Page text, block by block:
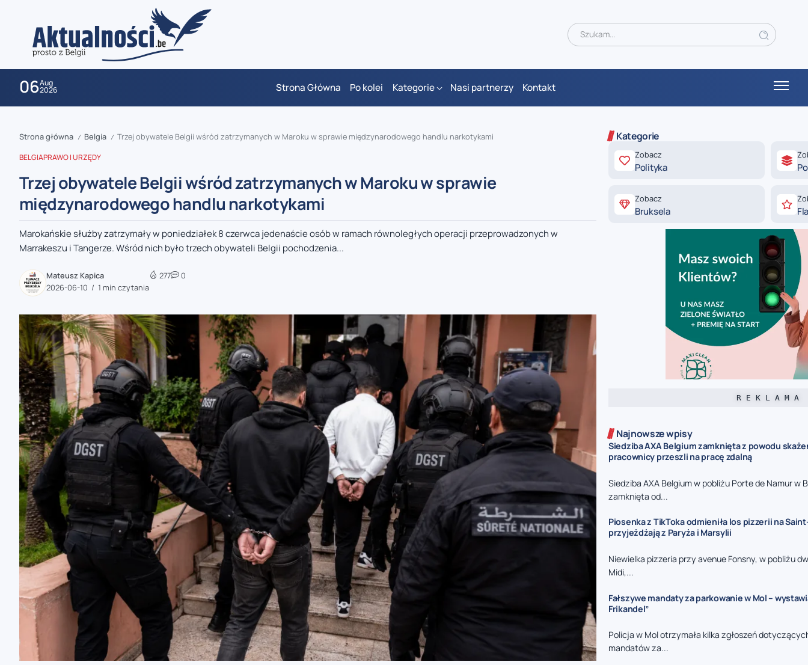
06Aug
2026 Strona Główna Po kolei Kategorie Nasi partnerzy Kontakt
zaobserwuj nas
zaobserwuj nas
zaobserwuj nas
zaobserwuj nas
zaobserwuj nas
Strona główna / Belgia / Trzej obywatele Belgii wśród zatrzymanych w Maroku w sprawie międzynarodowego handlu narkotykami
BELGIAPRAWO I URZĘDY
Trzej obywatele Belgii wśród zatrzymanych w Maroku w sprawie
międzynarodowego handlu narkotykami
Marokańskie służby zatrzymały w poniedziałek 8 czerwca jedenaście osób w ramach równoległych operacji przeprowadzonych w
Marrakeszu i Tangerze. Wśród nich było trzech obywateli Belgii pochodzenia...
Mateusz Kapica
2026-06-10
1 min czytania
277 0
Kategorie
Zobacz
Polityka
Zobacz
Bruksela
R E K L A M A
Najnowsze wpisy
Siedziba AXA Belgium zamknięta z powodu
pracownicy przeszli na pracę zdalną
Siedziba AXA Belgium w pobliżu Porte de Namur w
zamknięta od...
Piosenka z TikToka odmieniła los pizzerii na
przyjeżdżają z Paryża i Marsylii
Niewielka pizzeria przy avenue Fonsny, w pobliżu
Midi,...
Fałszywe mandaty za parkowanie w Mol –
Frikandel”
Policja w Mol otrzymała kilka zgłoszeń
mandatów za...